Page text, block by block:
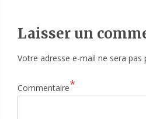
Laisser un
Votre adresse e-mail ne sera pas
Commentaire*